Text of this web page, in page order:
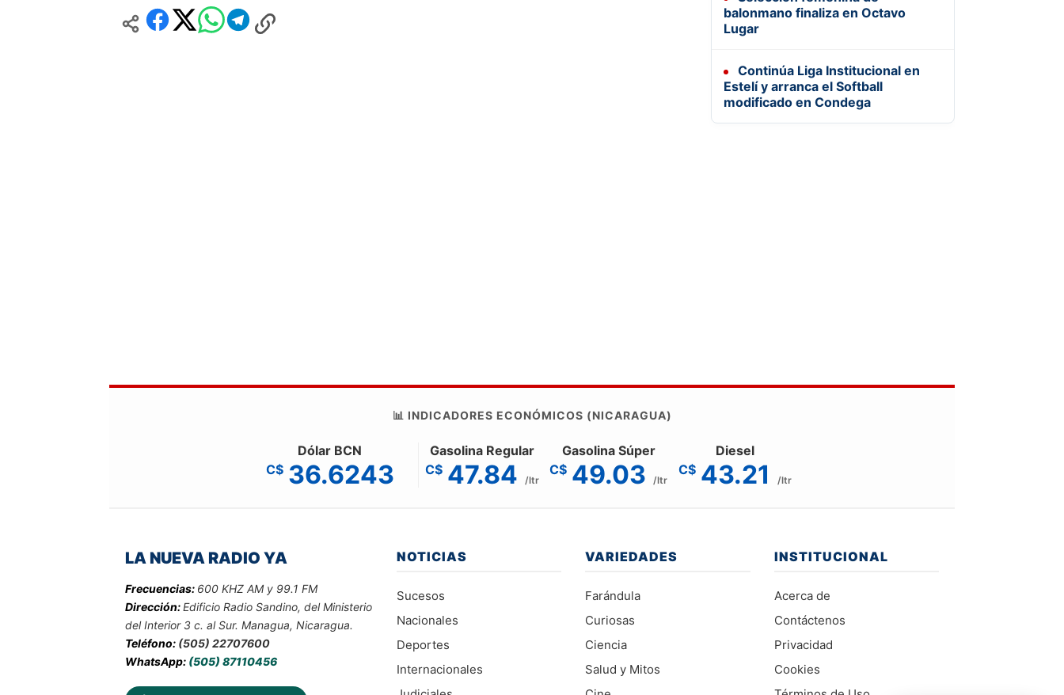
balonmano finaliza en Octavo
Lugar
Continúa Liga Institucional en
Estelí y arranca el Softball
modificado en Condega
📊 INDICADORES ECONÓMICOS (NICARAGUA)
Dólar BCN
C$ 36.6243
Gasolina Regular
C$ 47.84 /ltr
Gasolina Súper
C$ 49.03 /ltr
Diesel
C$ 43.21 /ltr
LA NUEVA RADIO YA
Frecuencias: 600 KHZ AM y 99.1 FM
Dirección:Edificio Radio Sandino, del Ministerio
del Interior 3 c. al Sur. Managua, Nicaragua.
Teléfono: (505) 22707600
WhatsApp: (505) 87110456
NOTICIAS
Sucesos
Nacionales
Deportes
Internacionales
VARIEDADES
Farándula
Curiosas
Ciencia
Salud y Mitos
INSTITUCIONAL
Acerca de
Contáctenos
Privacidad
Cookies